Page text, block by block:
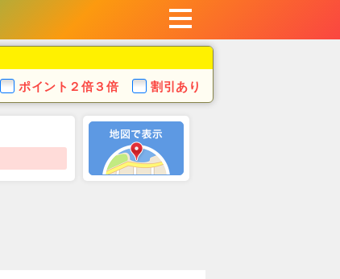
ポイント ２倍３倍 割引あり